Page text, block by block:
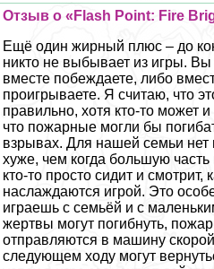
Отзыв о «Flash Point: Fire
Ещё один жирный плюс – до
никто не выбывает из игры.
вместе побеждаете, либо
проигрываете. Я считаю, что
правильно, хотя кто-то может и
что пожарные могли бы
взрывах. Для нашей семьи нет
хуже, чем когда большую
кто-то просто сидит и смотрит,
наслаждаются игрой. Это
играешь с семьёй и с
жертвы могут погибнуть,
отправляются в машину
следующем ходу могут